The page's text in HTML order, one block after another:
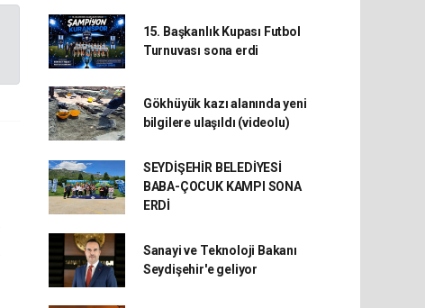
15. Başkanlık Kupası Futbol
Turnuvası sona erdi
Gökhüyük kazı alanında yeni
bilgilere ulaşıldı (videolu)
SEYDİŞEHİR BELEDİYESİ
BABA-ÇOCUK KAMPI SONA
ERDİ
Sanayi ve Teknoloji Bakanı
Seydişehir'e geliyor